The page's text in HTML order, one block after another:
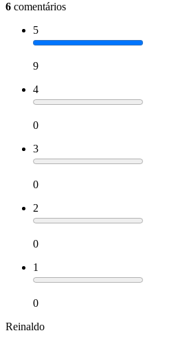
6 comentários
5
9
4
0
3
0
2
0
1
0
Reinaldo